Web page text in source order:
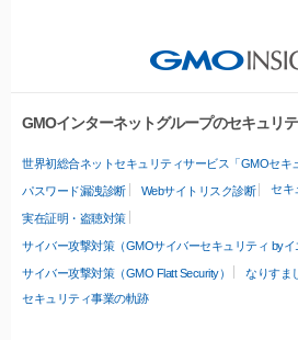
GMOインターネットグループのセキュリ
世界初総合ネットセキュリティサービス「GMOセキ
パスワード漏洩診断 Webサイトリスク診断 セキ
実在証明・盗聴対策
サイバー攻撃対策（GMOサイバーセキュリティ byイ
サイバー攻撃対策（GMO Flatt Security）
なりすま
セキュリティ事業の軌跡